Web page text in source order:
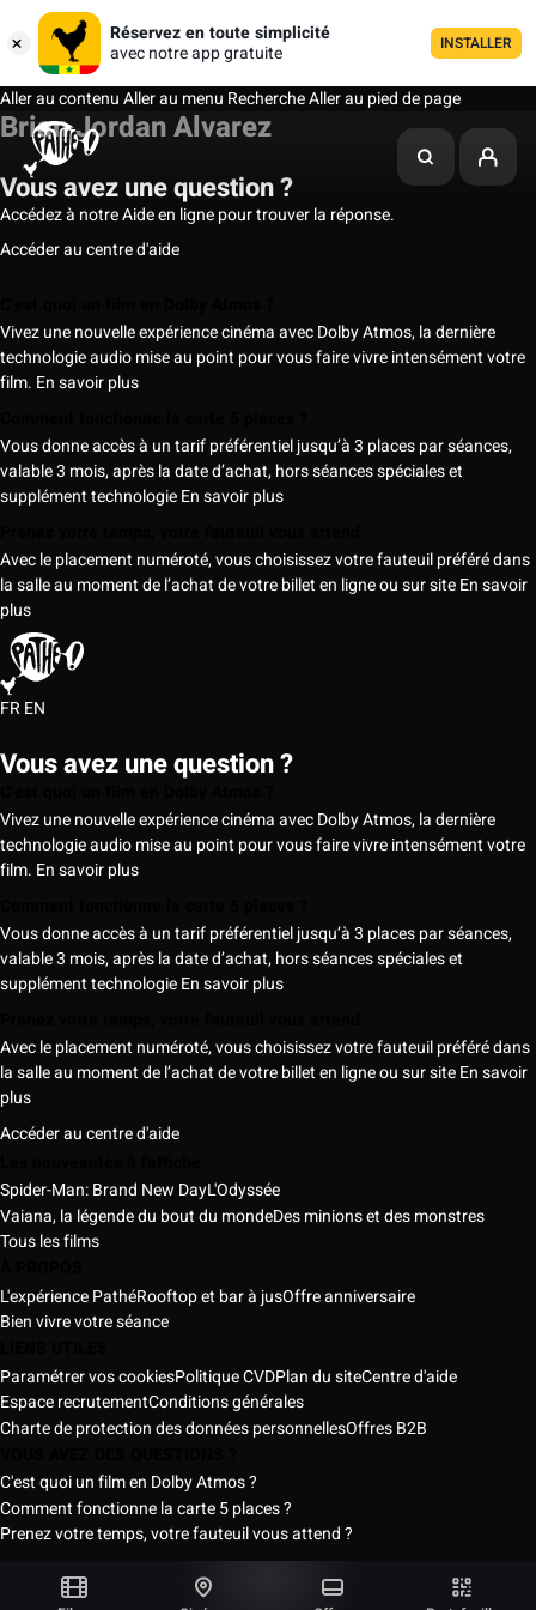
Réservez en toute simplicité
avec notre app gratuite
INSTALLER
Aller au contenuAller au menu RechercheAller au pied de page
Brian Jordan Alvarez
Vous avez une question ?
Accédez à notre Aide en ligne pour trouver la réponse.
Accéder au centre d'aide
Vivez une nouvelle expérience cinéma avec Dolby Atmos, la dernière
technologie audio mise au point pour vous faire vivre intensément votre
film. En savoir plus
Vous donne accès à un tarif préférentiel jusqu’à 3 places par séances,
valable 3 mois, après la date d’achat, hors séances spéciales et
supplément technologieEn savoir plus
Avec le placement numéroté, vous choisissez votre fauteuil préféré dans
la salle au moment de l’achat de votre billet en ligne ou sur siteEn savoir
plus
FREN
Vous avez une question ?
Vivez une nouvelle expérience cinéma avec Dolby Atmos, la dernière
technologie audio mise au point pour vous faire vivre intensément votre
film. En savoir plus
Vous donne accès à un tarif préférentiel jusqu’à 3 places par séances,
valable 3 mois, après la date d’achat, hors séances spéciales et
supplément technologieEn savoir plus
Avec le placement numéroté, vous choisissez votre fauteuil préféré dans
la salle au moment de l’achat de votre billet en ligne ou sur siteEn savoir
plus
Accéder au centre d'aide
Spider-Man: Brand New DayL'Odyssée
Vaiana, la légende du bout du mondeDes minions et des monstres
Tous les films
L'expérience PathéRooftop et bar à jusOffre anniversaire
Bien vivre votre séance
Paramétrer vos cookiesPolitique CVDPlan du siteCentre d'aide
Espace recrutementConditions générales
Charte de protection des données personnellesOffres B2B
C'est quoi un film en Dolby Atmos ?
Comment fonctionne la carte 5 places ?
Prenez votre temps, votre fauteuil vous attend ?
Les Cinémas Pathé Sénégal © 2026